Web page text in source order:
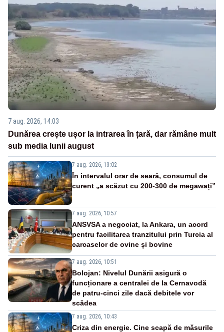
7 aug. 2026, 14:03
Dunărea crește ușor la intrarea în țară, dar rămâne mult
sub media lunii august
7 aug. 2026, 13:02
În intervalul orar de seară, consumul de
curent „a scăzut cu 200-300 de megawați”
7 aug. 2026, 10:57
ANSVSA a negociat, la Ankara, un acord
pentru facilitarea tranzitului prin Turcia al
carcaselor de ovine și bovine
7 aug. 2026, 10:51
Bolojan: Nivelul Dunării asigură o
funcționare a centralei de la Cernavodă
de patru-cinci zile dacă debitele vor
scădea
7 aug. 2026, 10:43
Criza din energie. Cine scapă de măsurile